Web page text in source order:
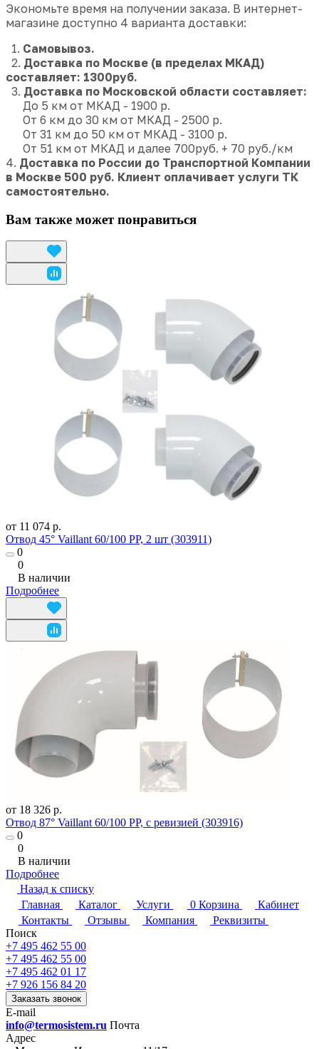
Экономьте время на получении заказа. В интернет-
магазине доступно 4 варианта доставки:
1. Самовывоз.
2. Доставка по Москве (в пределах МКАД)
составляет: 1300руб.
3. Доставка по Московской области составляет:
До 5 км от МКАД - 1900 р.
От 6 км до 30 км от МКАД - 2500 р.
От 31 км до 50 км от МКАД - 3100 р.
От 51 км от МКАД и далее 700руб. + 70 руб./км
4. Доставка по России до Транспортной Компании
в Москве 500 руб. Клиент оплачивает услуги ТК
самостоятельно.
Вам также может понравиться
от 11 074 р.
Отвод 45° Vaillant 60/100 PP, 2 шт (303911)
0
0
В наличии
Подробнее
от 18 326 р.
Отвод 87° Vaillant 60/100 PP, с ревизией (303916)
0
0
В наличии
Подробнее
Назад к списку
Главная
Каталог Услуги 0 Корзина
Кабинет
Контакты
Отзывы Компания
Реквизиты
Поиск
+7 495 462 55 00
+7 495 462 55 00
+7 495 462 01 17
+7 926 156 84 20
Заказать звонок
E-mail
info@termosistem.ru Почта
Адрес